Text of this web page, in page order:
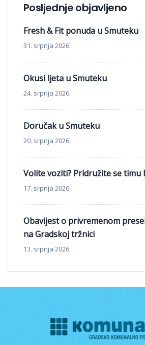
Posljednje objavljeno
Fresh & Fit ponuda u Smuteku
31. srpnja 2026.
Okusi ljeta u Smuteku
24. srpnja 2026.
Doručak u Smuteku
20. srpnja 2026.
Volite voziti? Pridružite se timu
17. srpnja 2026.
Obavijest o privremenom
na Gradskoj tržnici
13. srpnja 2026.